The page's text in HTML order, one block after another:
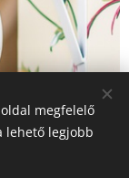
eum iure
megfelelő
lehető legjobb